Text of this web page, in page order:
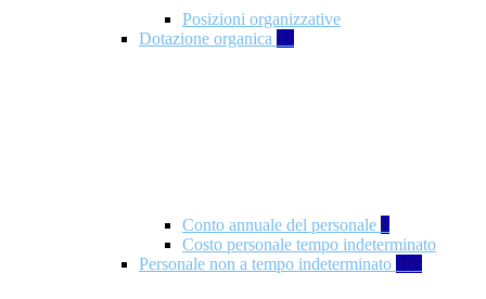
Posizioni organizzative
Dotazione organica 21
Conto annuale del personale 8
Costo personale tempo indeterminato
Personale non a tempo indeterminato 105